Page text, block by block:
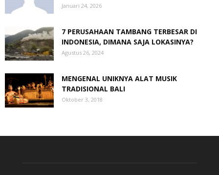
Januari 24, 2026
7 PERUSAHAAN TAMBANG TERBESAR DI
INDONESIA, DIMANA SAJA LOKASINYA?
Agustus 26, 2024
MENGENAL UNIKNYA ALAT MUSIK
TRADISIONAL BALI
Oktober 3, 2018